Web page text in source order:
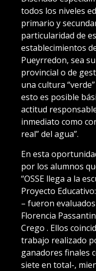
todos los niveles
primario y
particularidad de
establecimientos
Pueyrredon, sea
provincial o de
una cultura
esto es posible
actitud
inmediato como
real” del agua”.
En esta
por los alumnos
“OSSE llega a la
Proyecto
– fueron
Florencia
Crego . Ellos
trabajo realizado
ganadores finales
siete en total-,